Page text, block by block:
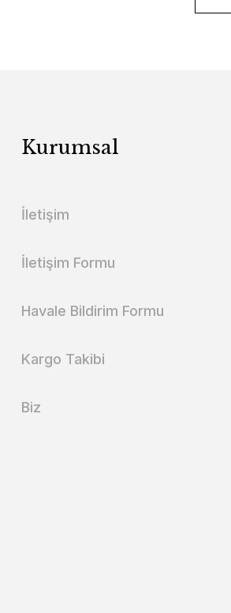
Kurumsal
İletişim
İletişim Formu
Havale Bildirim Formu
Kargo Takibi
Biz